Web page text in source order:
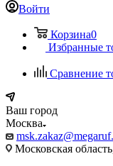
Войти
Корзина0
Избранные
Сравнение
Ваш город
Москва
Московская